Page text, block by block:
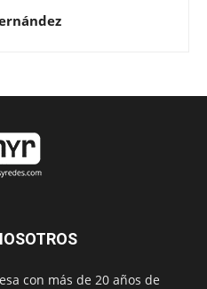
con más de 20 años de